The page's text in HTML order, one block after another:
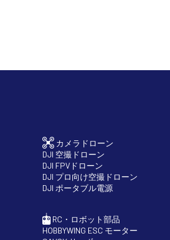
カメラドローン
DJI 空撮ドローン
DJI FPVドローン
DJI プロ向け空撮ドローン
DJI ポータブル電源
RC・ロボット部品
HOBBYWING ESC モーター